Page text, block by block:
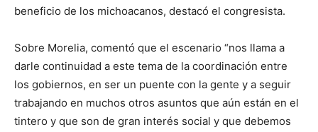
beneficio de los michoacanos, destacó el congresista.
Sobre Morelia, comentó que el escenario “nos llama a
darle continuidad a este tema de la coordinación entre
los gobiernos, en ser un puente con la gente y a seguir
trabajando en muchos otros asuntos que aún están en el
tintero y que son de gran interés social y que debemos